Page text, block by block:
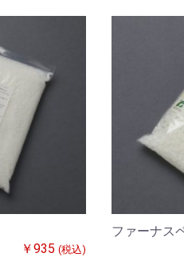
￥935 (税込)
ファーナス